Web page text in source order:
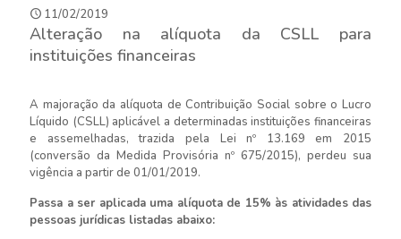
11/02/2019
Alteração na alíquota da CSLL para
instituições financeiras
A majoração da alíquota de Contribuição Social sobre o Lucro
Líquido (CSLL) aplicável a determinadas instituições financeiras
e assemelhadas, trazida pela Lei nº 13.169 em 2015
(conversão da Medida Provisória nº 675/2015), perdeu sua
vigência a partir de 01/01/2019.
Passa a ser aplicada uma alíquota de 15% às atividades das
pessoas jurídicas listadas abaixo: